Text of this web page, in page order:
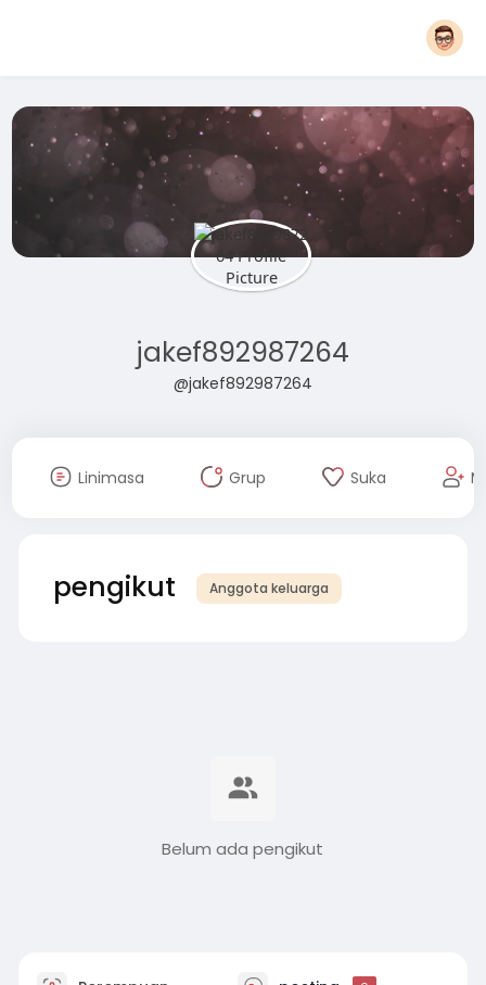
jakef892987264
@jakef892987264
Linimasa Grup Suka
pengikut Anggota keluarga
Belum ada pengikut